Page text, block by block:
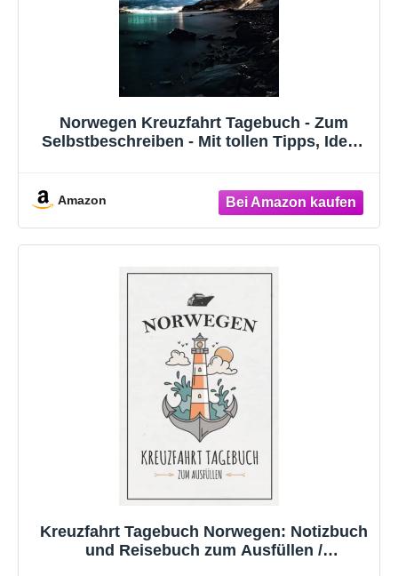
Norwegen Kreuzfahrt Tagebuch - Zum
Selbstbeschreiben - Mit tollen Tipps, Ideen
Amazon
Kreuzfahrt Tagebuch Norwegen: Notizbuch
und Reisebuch zum Ausfüllen /